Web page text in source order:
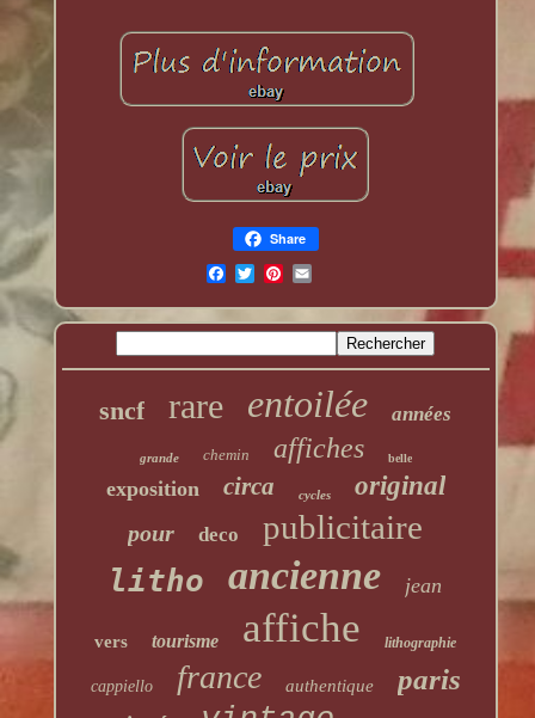
Share
sncf rare entoilée années
grande chemin affiches belle
exposition circa cycles original
pour deco publicitaire
litho ancienne jean
vers tourisme affiche lithographie
cappiello france authentique paris